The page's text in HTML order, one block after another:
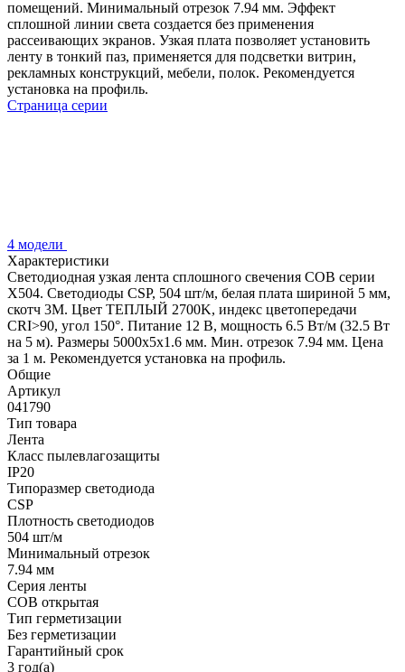
помещений. Минимальный отрезок 7.94 мм. Эффект
сплошной линии света создается без применения
рассеивающих экранов. Узкая плата позволяет установить
ленту в тонкий паз, применяется для подсветки витрин,
рекламных конструкций, мебели, полок. Рекомендуется
установка на профиль.
Страница серии
4 модели
Характеристики
Светодиодная узкая лента сплошного свечения COB серии
X504. Светодиоды CSP, 504 шт/м, белая плата шириной 5 мм,
скотч 3M. Цвет ТЕПЛЫЙ 2700K, индекс цветопередачи
CRI>90, угол 150°. Питание 12 В, мощность 6.5 Вт/м (32.5 Вт
на 5 м). Размеры 5000х5х1.6 мм. Мин. отрезок 7.94 мм. Цена
за 1 м. Рекомендуется установка на профиль.
Общие
Артикул
041790
Тип товара
Лента
Класс пылевлагозащиты
IP20
Типоразмер светодиода
CSP
Плотность светодиодов
504 шт/м
Минимальный отрезок
7.94 мм
Серия ленты
COB открытая
Тип герметизации
Без герметизации
Гарантийный срок
3 год(а)